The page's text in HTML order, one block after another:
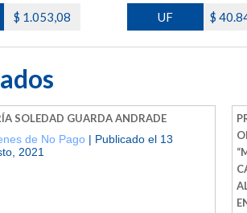
$ 1.053,08 UF $
SOLEDAD GUARDA ANDRADE
de No Pago | Publicado el 13
2021